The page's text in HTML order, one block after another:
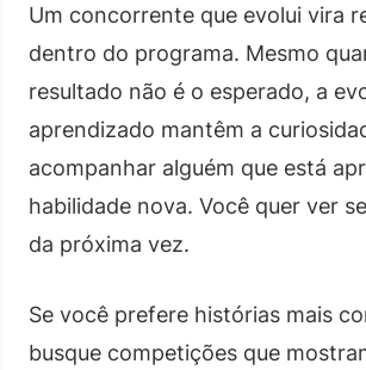
Um concorrente que evolui vira
dentro do programa. Mesmo
resultado não é o esperado, a
aprendizado mantêm a
acompanhar alguém que está
habilidade nova. Você quer ver
da próxima vez.
Se você prefere histórias mais
busque competições que